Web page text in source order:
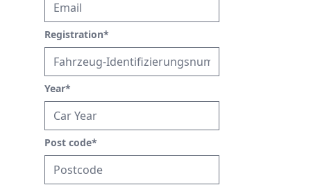
Registration*
Year*
Post code*